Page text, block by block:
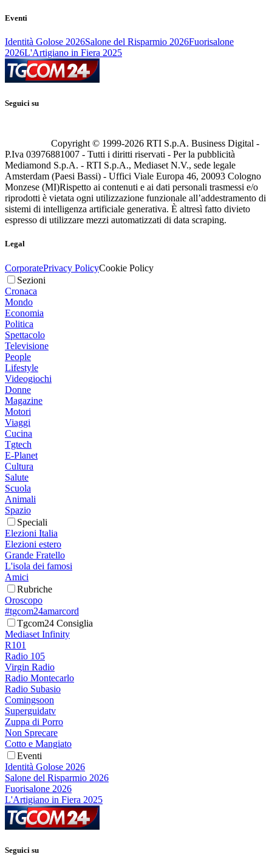
Eventi
Identità Golose 2026Salone del Risparmio 2026Fuorisalone
2026L'Artigiano in Fiera 2025
Seguici su
Copyright © 1999-2026 RTI S.p.A. Business Digital -
P.Iva 03976881007 - Tutti i diritti riservati - Per la pubblicità
Mediamond S.p.A. - RTI S.p.A., Mediaset N.V., sede legale
Amsterdam (Paesi Bassi) - Uffici Viale Europa 46, 20093 Cologno
Monzese (MI)Rispetto ai contenuti e ai dati personali trasmessi e/o
riprodotti è vietata ogni utilizzazione funzionale all’addestramento di
sistemi di intelligenza artificiale generativa. È altresì fatto divieto
espresso di utilizzare mezzi automatizzati di data scraping.
Legal
CorporatePrivacy PolicyCookie Policy
Sezioni
Cronaca
Mondo
Economia
Politica
Spettacolo
Televisione
People
Lifestyle
Videogiochi
Donne
Magazine
Motori
Viaggi
Cucina
Tgtech
E-Planet
Cultura
Salute
Scuola
Animali
Spazio
Speciali
Elezioni Italia
Elezioni estero
Grande Fratello
L'isola dei famosi
Amici
Rubriche
Oroscopo
#tgcom24amarcord
Tgcom24 Consiglia
Mediaset Infinity
R101
Radio 105
Virgin Radio
Radio Montecarlo
Radio Subasio
Comingsoon
Superguidatv
Zuppa di Porro
Non Sprecare
Cotto e Mangiato
Eventi
Identità Golose 2026
Salone del Risparmio 2026
Fuorisalone 2026
L'Artigiano in Fiera 2025
Seguici su